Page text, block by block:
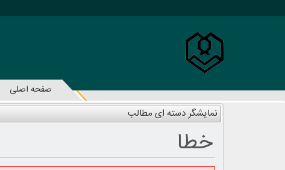
صفحه اصلی
نمایشگر دسته ای مطالب
خطا